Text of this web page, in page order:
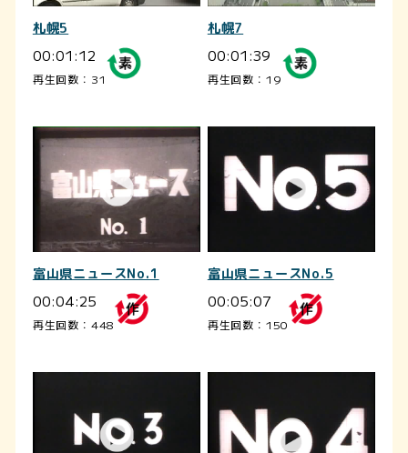
札幌5
00:01:12
再生回数：31
札幌7
00:01:39
再生回数：19
富山県ニュースNo.1
00:04:25
再生回数：448
富山県ニュースNo.5
00:05:07
再生回数：150